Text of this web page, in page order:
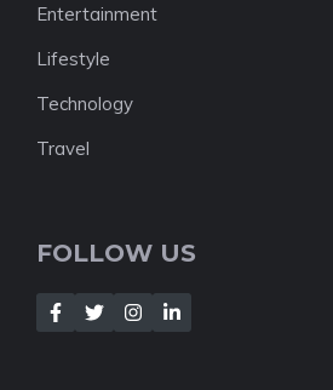
Entertainment
Lifestyle
Technology
Travel
FOLLOW US